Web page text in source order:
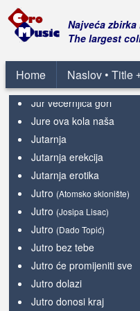
Najveća
The largest
Home Naslov • Title
Jumpin down
Junak
Junky Fucky Svink
Jur večernjica gori
Jure ova kola naša
Jutarnja
Jutarnja erekcija
Jutarnja erotika
Jutro (Atomsko sklonište)
Jutro (Josipa Lisac)
Jutro (Dado Topić)
Jutro bez tebe
Jutro će promijeniti sve
Jutro dolazi
Jutro donosi kraj